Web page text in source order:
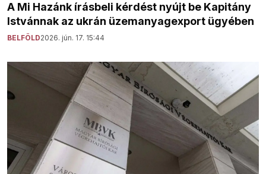
A Mi Hazánk írásbeli kérdést nyújt be Kapitány
Istvánnak az ukrán üzemanyagexport ügyében
BELFÖLD2026. jún. 17. 15:44